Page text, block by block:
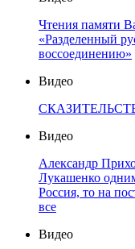
Чтения памяти
«Разделенный
воссоединению»
Видео
Видео
Александр
Лукашенко
Россия, то на
все
Видео